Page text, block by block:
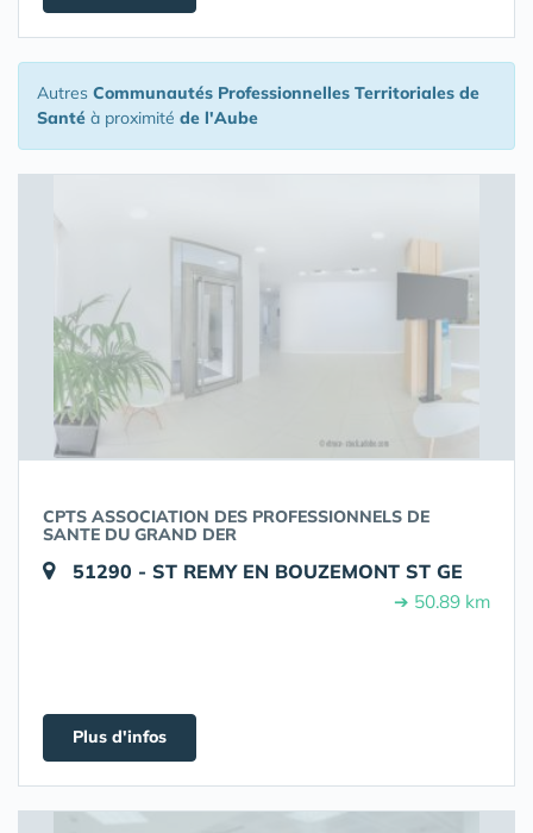
Autres Communautés Professionnelles Territoriales de
Santé à proximité de l'Aube
CPTS ASSOCIATION DES PROFESSIONNELS DE
SANTE DU GRAND DER
51290 - ST REMY EN BOUZEMONT ST GE
➔ 50.89 km
Plus d'infos